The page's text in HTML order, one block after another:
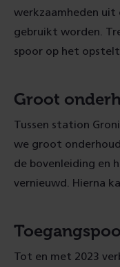
werkzaamheden uit
gebruikt worden.
spoor op het
Groot
Tussen station
we groot
de bovenleiding en
vernieuwd. Hierna
Tot en met 2023